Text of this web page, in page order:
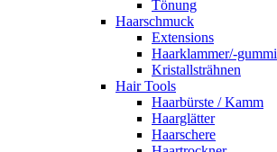
Tönung
Haarschmuck
Extensions
Haarklammer/-gummi
Kristallsträhnen
Hair Tools
Haarbürste / Kamm
Haarglätter
Haarschere